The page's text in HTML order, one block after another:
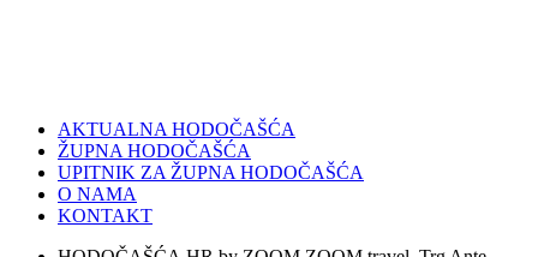
AKTUALNA HODOČAŠĆA
ŽUPNA HODOČAŠĆA
UPITNIK ZA ŽUPNA HODOČAŠĆA
O NAMA
KONTAKT